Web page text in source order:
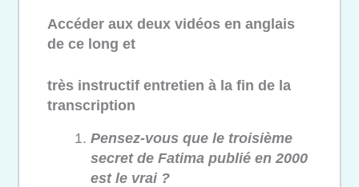
Accéder aux deux vidéos en anglais
de ce long et
très instructif entretien à la fin de la
transcription
Pensez-vous que le troisième
secret de Fatima publié en 2000
est le vrai ?